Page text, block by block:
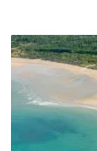
Image